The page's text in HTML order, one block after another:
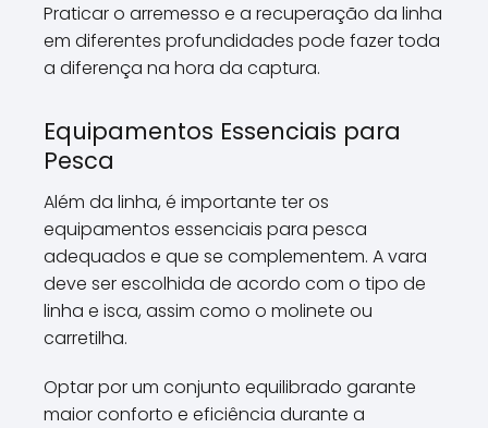
Praticar o arremesso e a recuperação da linha
em diferentes profundidades pode fazer toda
a diferença na hora da captura.
Equipamentos Essenciais para
Pesca
Além da linha, é importante ter os
equipamentos essenciais para pesca
adequados e que se complementem. A vara
deve ser escolhida de acordo com o tipo de
linha e isca, assim como o molinete ou
carretilha.
Optar por um conjunto equilibrado garante
maior conforto e eficiência durante a